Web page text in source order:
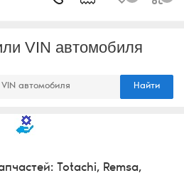
VIN автомобиля
Найти
Totachi, Remsa,